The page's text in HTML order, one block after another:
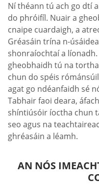
Ní théann tú ach go dtí
do phróifíl. Nuair a
cnaipe cuardaigh, a
Gréasáin trína n-
shonraíochtaí a
gheobhaidh tú na
chun do spéis
agat go ndéanfaidh sé
Tabhair faoi deara,
shíntiúsóir íoctha chun
seo agus na
ghréasáin a léamh.
AN NÓS